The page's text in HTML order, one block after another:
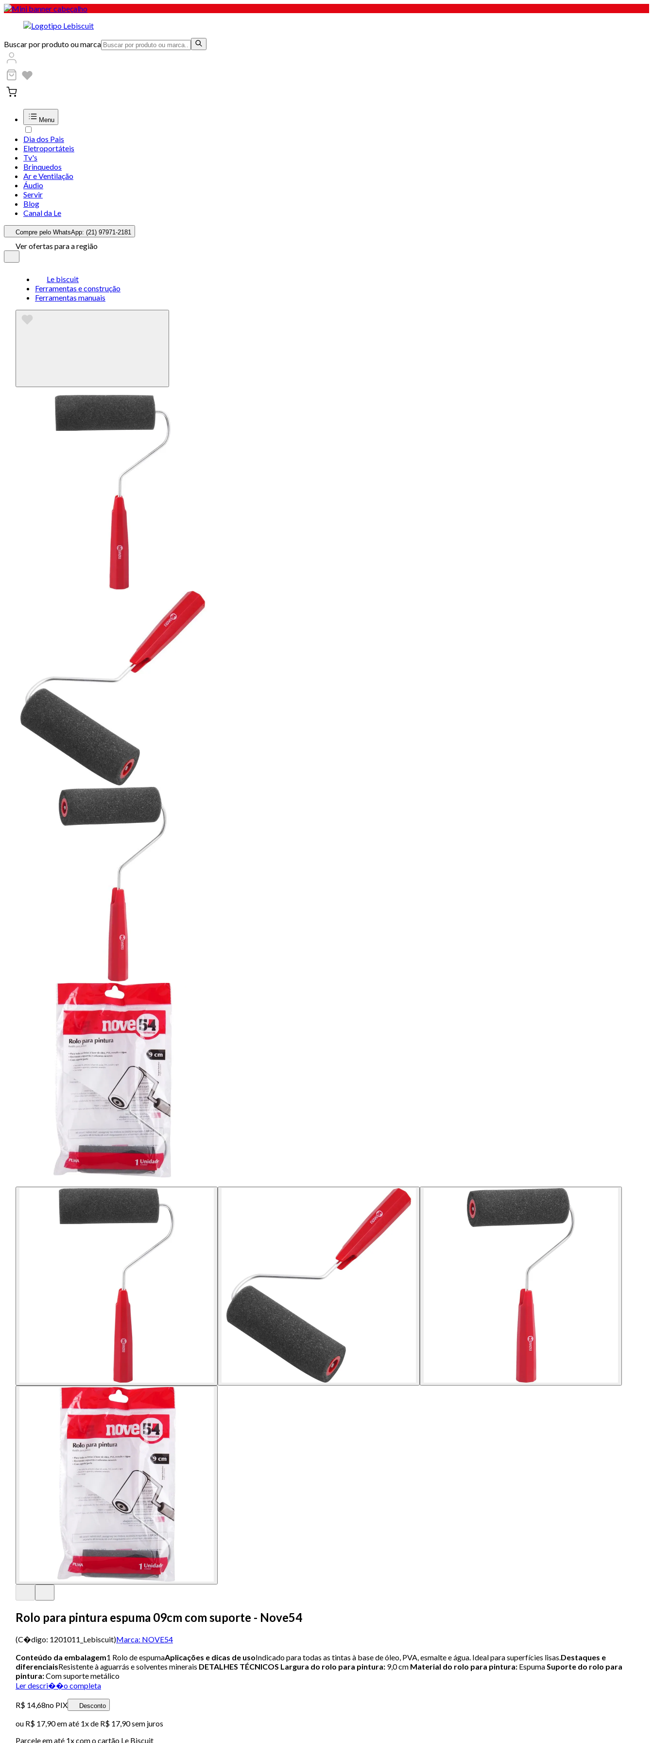
Buscar por produto ou marca
Menu
Dia dos Pais
Eletroportáteis
Tv's
Brinquedos
Ar e Ventilação
Áudio
Servir
Blog
Canal da Le
Compre pelo WhatsApp: (21) 97971-2181
Ver ofertas para a região
Le biscuit
Ferramentas e construção
Ferramentas manuais
Rolo para pintura espuma 09cm com suporte - Nove54
(C�digo: 1201011_Lebiscuit)Marca: NOVE54
Conteúdo da embalagem1 Rolo de espumaAplicações e dicas de usoIndicado para todas as tintas à base de óleo, PVA, esmalte e água. Ideal para superfícies lisas.Destaques e
diferenciaisResistente à aguarrás e solventes minerais DETALHES TÉCNICOS Largura do rolo para pintura: 9,0 cm Material do rolo para pintura: EspumaSuporte do rolo para
pintura:Com suporte metálico
Ler descri��o completa
R$ 14,68no PIX Desconto
ou R$ 17,90em até 1x de R$ 17,90sem juros
Parcele em até 1x com o cartão Le Biscuit